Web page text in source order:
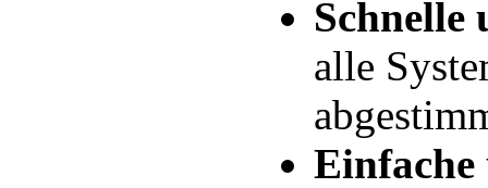
Schnelle
alle